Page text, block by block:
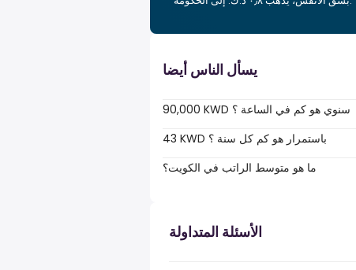
يسأل الناس أيضا
90,000 KWD سنوي هو كم في الساعة ؟
43 KWD باستمرار هو كم كل سنة ؟
ما هو متوسط الراتب في الكويت؟
الأسئلة المتداولة